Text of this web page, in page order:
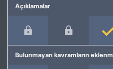
Açıklamalar
Bulunmayan kavramların